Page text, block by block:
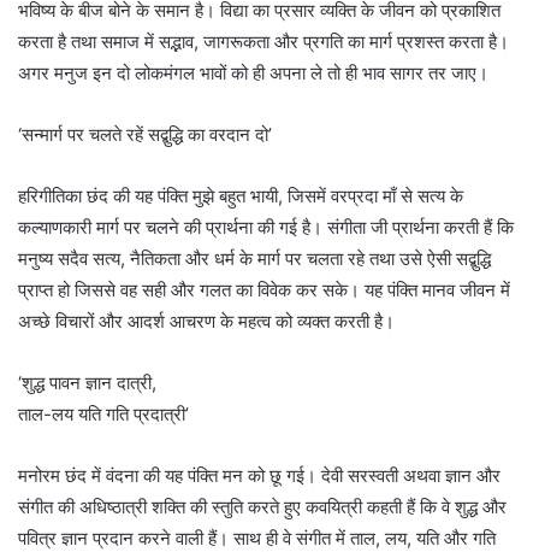
भविष्य के बीज बोने के समान है। विद्या का प्रसार व्यक्ति के जीवन को प्रकाशित
करता है तथा समाज में सद्भाव, जागरूकता और प्रगति का मार्ग प्रशस्त करता है।
अगर मनुज इन दो लोकमंगल भावों को ही अपना ले तो ही भाव सागर तर जाए।
‘सन्मार्ग पर चलते रहें सद्बुद्धि का वरदान दो’
हरिगीतिका छंद की यह पंक्ति मुझे बहुत भायी, जिसमें वरप्रदा माँ से सत्य के
कल्याणकारी मार्ग पर चलने की प्रार्थना की गई है। संगीता जी प्रार्थना करती हैं कि
मनुष्य सदैव सत्य, नैतिकता और धर्म के मार्ग पर चलता रहे तथा उसे ऐसी सद्बुद्धि
प्राप्त हो जिससे वह सही और गलत का विवेक कर सके। यह पंक्ति मानव जीवन में
अच्छे विचारों और आदर्श आचरण के महत्व को व्यक्त करती है।
‘शुद्ध पावन ज्ञान दात्री,
ताल-लय यति गति प्रदात्री’
मनोरम छंद में वंदना की यह पंक्ति मन को छू गई। देवी सरस्वती अथवा ज्ञान और
संगीत की अधिष्ठात्री शक्ति की स्तुति करते हुए कवयित्री कहती हैं कि वे शुद्ध और
पवित्र ज्ञान प्रदान करने वाली हैं। साथ ही वे संगीत में ताल, लय, यति और गति